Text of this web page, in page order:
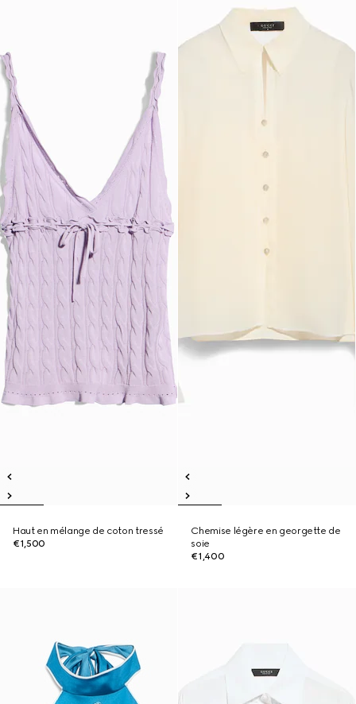
Haut en mélange de coton tressé
€1,500
Chemise légère en georgette de
soie
€1,400